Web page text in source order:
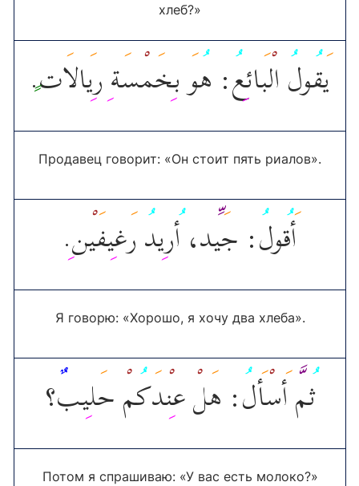
хлеб?»
يقول البائع: هوبخمسةريالات.
Продавец говорит: «Он стоит пять риалов».
أقول: جيد، أريدرغيفين.
Я говорю: «Хорошо, я хочу два хлеба».
ثمأسأل: هلعندكمحليب؟
Потом я спрашиваю: «У вас есть молоко?»